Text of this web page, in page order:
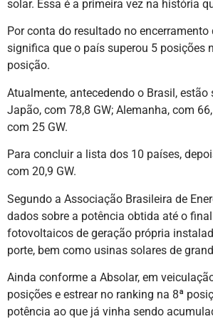
solar. Essa é a primeira vez na história
Por conta do resultado no
significa que o país superou 5 posições
posição.
Atualmente, antecedendo o Brasil,
Japão, com 78,8 GW; Alemanha, com
com 25 GW.
Para concluir a lista dos 10 países,
com 20,9 GW.
Segundo a Associação Brasileira de
dados sobre a potência obtida até o
fotovoltaicos de geração própria
porte, bem como usinas solares de
Ainda conforme a Absolar, em
posições e estrear no ranking na 8ª
potência ao que já vinha sendo